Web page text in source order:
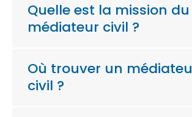
Quelle est la mission du
médiateur civil ?
Où trouver un
civil ?